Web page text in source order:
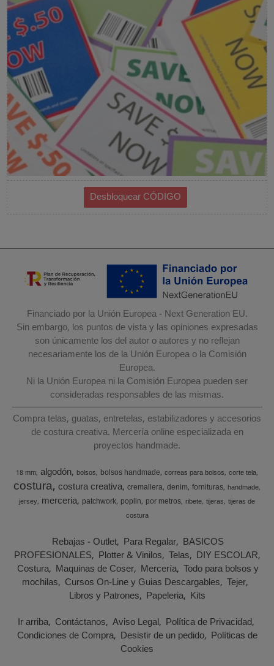
Financiado por la Unión Europea - Next Generation EU.
Sin embargo, los puntos de vista y las opiniones expresadas
son únicamente los del autor o autores y no reflejan
necesariamente los de la Unión Europea o la Comisión
Europea.
Ni la Unión Europea ni la Comisión Europea pueden ser
consideradas responsables de las mismas.
Compra telas, guatas, entretelas, estabilizadores y accesorios
de costura creativa. Mercería online especializada en
proyectos handmade.
18 mm algodón bolsos bolsos handmade correas para bolsos corte tela
costura costura creativa cremallera denim fornituras handmade
jersey merceria patchwork poplin por metros ribete tijeras tijeras de
costura
Rebajas - Outlet Para Regalar BASICOS
PROFESIONALES Plotter & Vinilos Telas DIY ESCOLAR
Costura Maquinas de Coser Mercería Todo para bolsos y
mochilas Cursos On-Line y Guias Descargables Tejer
Libros y Patrones Papeleria Kits
Ir arriba Contáctanos Aviso Legal Política de Privacidad
Condiciones de Compra Desistir de un pedido Políticas de
Cookies